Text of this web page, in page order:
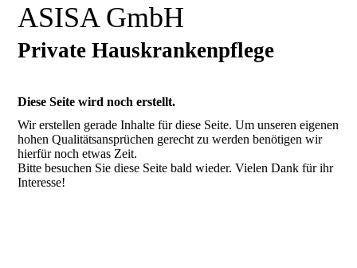
ASISA GmbH
Private Hauskrankenpflege
Diese Seite wird noch erstellt.
Wir erstellen gerade Inhalte für diese Seite. Um unseren eigenen
hohen Qualitätsansprüchen gerecht zu werden benötigen wir
hierfür noch etwas Zeit.
Bitte besuchen Sie diese Seite bald wieder. Vielen Dank für ihr
Interesse!